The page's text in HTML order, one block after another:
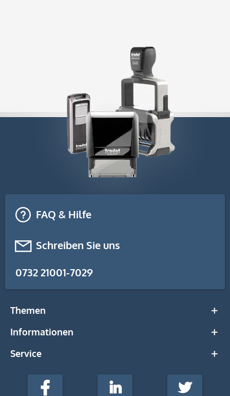
FAQ & Hilfe
Schreiben Sie uns
0732 21001-7029
Themen
Informationen
Service
stempel-
Facebook LinkedIn Twitter